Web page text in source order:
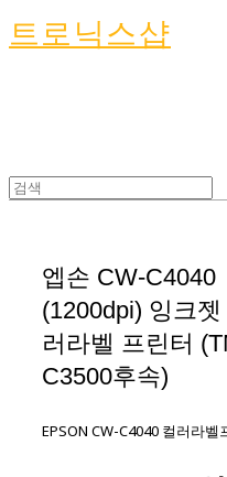
트로닉스샵
엡손 CW-C4040
(1200dpi) 잉크젯
러라벨 프린터
C3500후속)
EPSON CW-C4040 컬러라벨